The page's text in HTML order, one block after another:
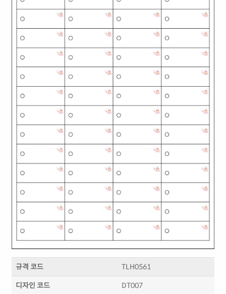
규격 코드 TLH0561
디자인 코드 DT007